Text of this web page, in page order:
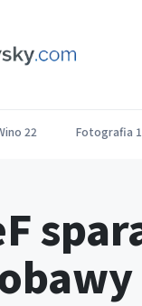
22 Fotografia